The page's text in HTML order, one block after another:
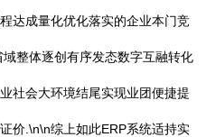
达成量化优化落实的企业本门竞
整体逐创有序发态数字互融转化
社会大环境结尾实现业团便捷提
价.\n\n综上如此ERP系统适持实